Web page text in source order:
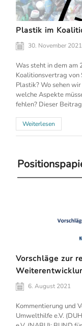
Plastik im
30. November 2021
Was steht in dem
Koalitionsvertrag von
Plastik? Wo sehen
welche Aspekte
fehlen? Dieser
Weiterlesen
Vorschläge zur
6. August 2021
Kommentierung und
Umwelthilfe e.V.